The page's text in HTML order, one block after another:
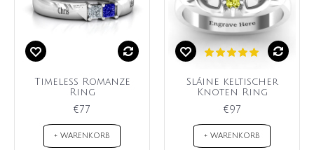
Timeless Romanze
Ring
€77
+ WARENKORB
Sláine keltischer
Knoten Ring
€97
+ WARENKORB